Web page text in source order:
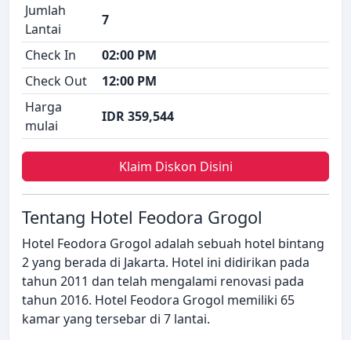
Jumlah
Lantai
7
Check In
02:00 PM
Check Out
12:00 PM
Harga
mulai
IDR 359,544
Klaim Diskon Disini
Tentang Hotel Feodora Grogol
Hotel Feodora Grogol adalah sebuah hotel bintang
2 yang berada di Jakarta. Hotel ini didirikan pada
tahun 2011 dan telah mengalami renovasi pada
tahun 2016. Hotel Feodora Grogol memiliki 65
kamar yang tersebar di 7 lantai.